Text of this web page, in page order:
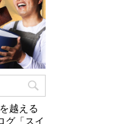
越える
グ「スイ